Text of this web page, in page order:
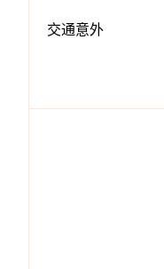
交通意外